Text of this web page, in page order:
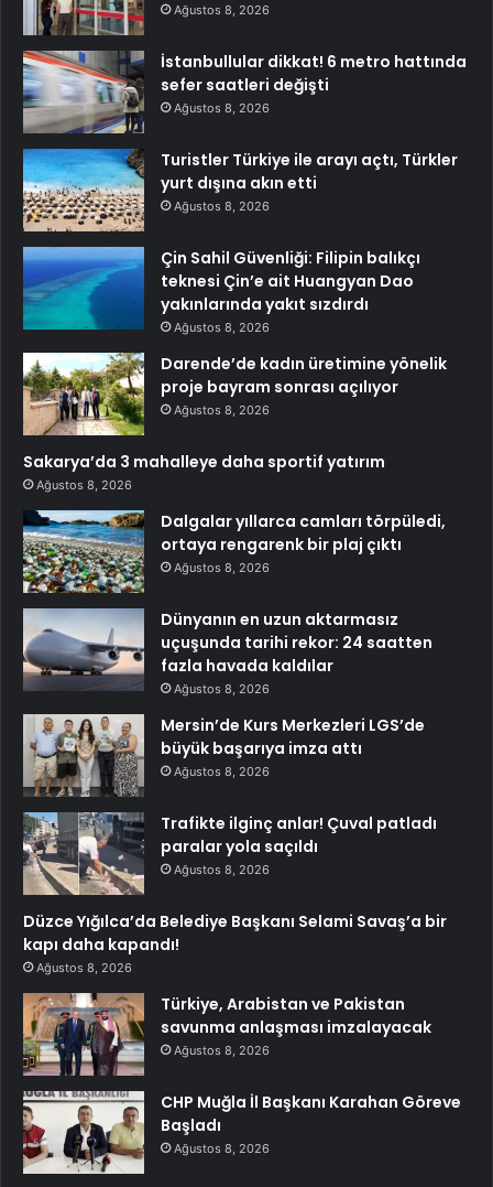
Ağustos 8, 2026
İstanbullular dikkat! 6 metro hattında
sefer saatleri değişti
Ağustos 8, 2026
Turistler Türkiye ile arayı açtı, Türkler
yurt dışına akın etti
Ağustos 8, 2026
Çin Sahil Güvenliği: Filipin balıkçı
teknesi Çin’e ait Huangyan Dao
yakınlarında yakıt sızdırdı
Ağustos 8, 2026
Darende’de kadın üretimine yönelik
proje bayram sonrası açılıyor
Ağustos 8, 2026
Sakarya’da 3 mahalleye daha sportif yatırım
Ağustos 8, 2026
Dalgalar yıllarca camları törpüledi,
ortaya rengarenk bir plaj çıktı
Ağustos 8, 2026
Dünyanın en uzun aktarmasız
uçuşunda tarihi rekor: 24 saatten
fazla havada kaldılar
Ağustos 8, 2026
Mersin’de Kurs Merkezleri LGS’de
büyük başarıya imza attı
Ağustos 8, 2026
Trafikte ilginç anlar! Çuval patladı
paralar yola saçıldı
Ağustos 8, 2026
Düzce Yığılca’da Belediye Başkanı Selami Savaş’a bir
kapı daha kapandı!
Ağustos 8, 2026
Türkiye, Arabistan ve Pakistan
savunma anlaşması imzalayacak
Ağustos 8, 2026
CHP Muğla İl Başkanı Karahan Göreve
Başladı
Ağustos 8, 2026